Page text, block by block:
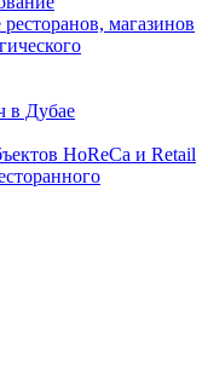
магазинов
в Дубае
HoReCa и Retail